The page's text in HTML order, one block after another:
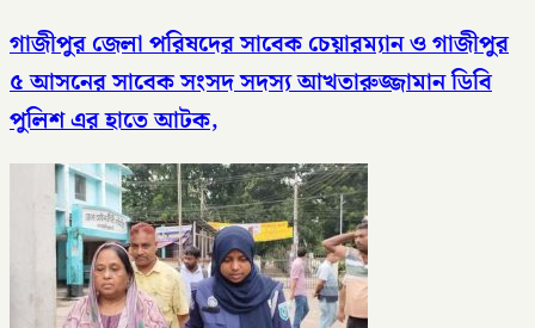
গাজীপুর জেলা পরিষদের সাবেক চেয়ারম্যান ও গাজীপুর
৫ আসনের সাবেক সংসদ সদস্য আখতারুজ্জামান ডিবি
পুলিশ এর হাতে আটক,